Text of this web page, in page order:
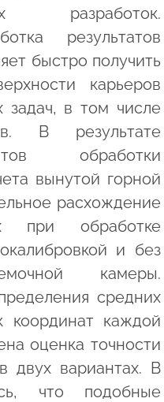
разработок.
результатов
быстро получить
карьеров
задач, в том числе
В результате
обработки
вынутой горной
расхождение
при обработке
и без
камеры.
средних
координат каждой
оценка точности
двух вариантах. В
что подобные